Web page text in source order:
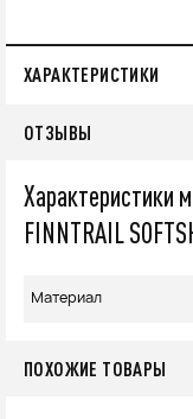
ХАРАКТЕРИСТИКИ
ОТЗЫВЫ
Характеристики
FINNTRAIL
Материал
ПОХОЖИЕ ТОВАРЫ